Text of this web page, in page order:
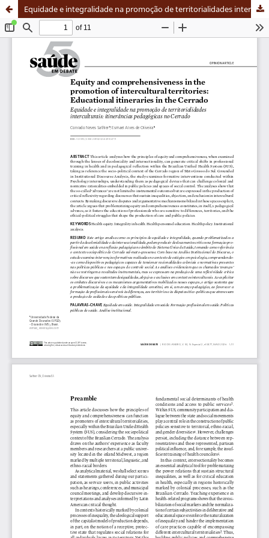
Equidade e integralidade na promoção de territorialidades interculturais: itinerâncias pedagógicas no Cerrado